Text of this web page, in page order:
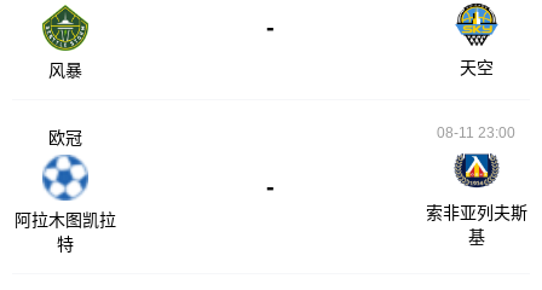
风暴
-
天空
欧冠
阿拉木图凯拉
特
-
08-11 23:00
索非亚列夫斯
基